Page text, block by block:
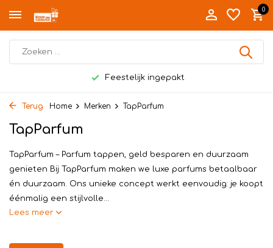
0
Feestelijk ingepakt
Terug Home Merken TapParfum
TapParfum
TapParfum – Parfum tappen, geld besparen en duurzaam
genieten Bij TapParfum maken we luxe parfums betaalbaar
én duurzaam. Ons unieke concept werkt eenvoudig: je koopt
éénmalig een stijlvolle...
Lees meer